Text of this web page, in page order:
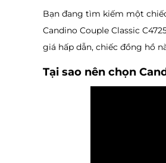
Bạn đang tìm kiếm một
Candino Couple Classic
giá hấp dẫn, chiếc đồng hồ
Tại sao nên chọn